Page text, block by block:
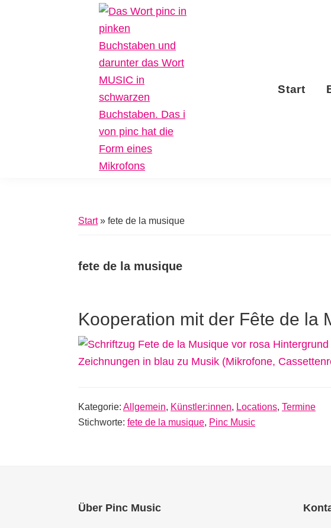
Inklusive
Start
Start» fete de la musique
fete de la musique
Kooperation mit der Fête de la
Kategorie: Allgemein, Künstler:innen, Locations, Termine
Stichworte: fete de la musique, Pinc Music
Über Pinc Music